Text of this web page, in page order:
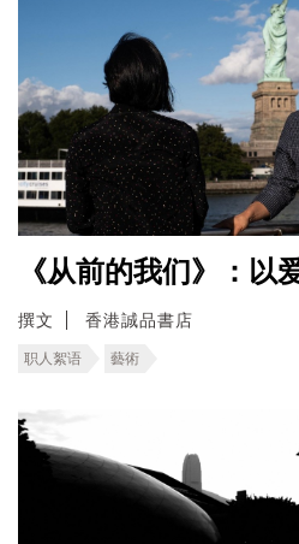
《从前的我们》：以
撰文 香港誠品書店
职人絮语 藝術